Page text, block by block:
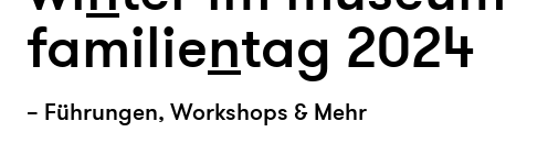
familientag 2024
– Führungen, Workshops & Mehr